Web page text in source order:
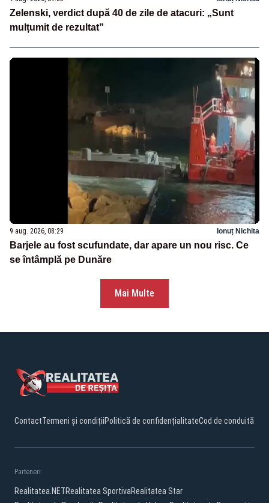
Zelenski, verdict după 40 de zile de atacuri: „Sunt
mulțumit de rezultat”
9 aug. 2026, 08:29 Ionuț Nichita
Barjele au fost scufundate, dar apare un nou risc. Ce
se întâmplă pe Dunăre
Mai Multe
ContactTermeni și condițiiPolitică de confidențialitateCod de conduită
Parteneri:
Realitatea.NETRealitatea SportivaRealitatea Star